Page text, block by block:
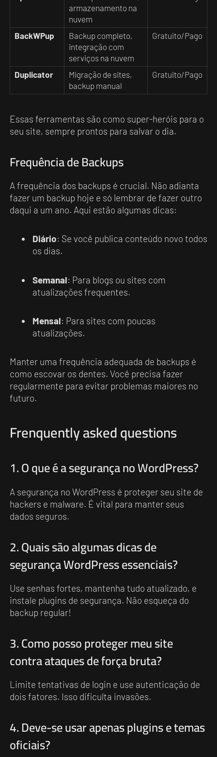
armazenamento na
nuvem
BackWPup
Backup completo,
integração com
serviços na nuvem
Gratuito/Pago
Duplicator
Migração de sites,
backup manual
Gratuito/Pago
Essas ferramentas são como super-heróis para o
seu site, sempre prontos para salvar o dia.
Frequência de Backups
A frequência dos backups é crucial. Não adianta
fazer um backup hoje e só lembrar de fazer outro
daqui a um ano. Aqui estão algumas dicas:
Diário: Se você publica conteúdo novo todos
os dias.
Semanal: Para blogs ou sites com
atualizações frequentes.
Mensal: Para sites com poucas
atualizações.
Manter uma frequência adequada de backups é
como escovar os dentes. Você precisa fazer
regularmente para evitar problemas maiores no
futuro.
Frenquently asked questions
1. O que é a segurança no WordPress?
A segurança no WordPress é proteger seu site de
hackers e malware. É vital para manter seus
dados seguros.
2. Quais são algumas dicas de
segurança WordPress essenciais?
Use senhas fortes, mantenha tudo atualizado, e
instale plugins de segurança. Não esqueça do
backup regular!
3. Como posso proteger meu site
contra ataques de força bruta?
Limite tentativas de login e use autenticação de
dois fatores. Isso dificulta invasões.
4. Deve-se usar apenas plugins e temas
oficiais?